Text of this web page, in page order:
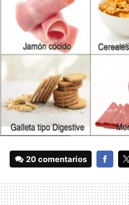
20 comentarios